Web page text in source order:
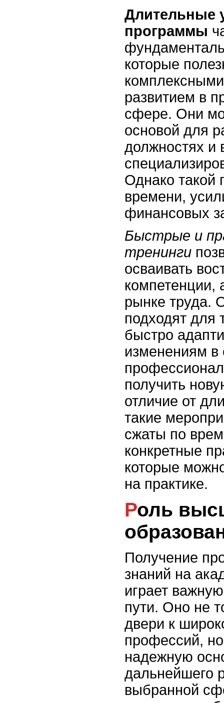
Длительные
программы
которые
развитием в
сфере. Они
основой для
должностях и
Однако такой
времени,
финансовых
Быстрые и
тренинги
осваивать
компетенции,
рынке труда.
подходят для
быстро
изменениям в
получить
отличие от
такие
сжаты по
конкретные
которые
на практике.
Роль высшего
Получение
знаний на
играет
пути. Оно не
двери к
профессий,
надежную
дальнейшего
выбранной